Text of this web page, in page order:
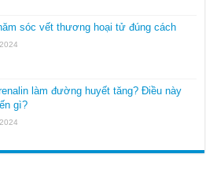
sóc vết thương hoại tử đúng cách
làm đường huyết tăng? Điều này
gì?